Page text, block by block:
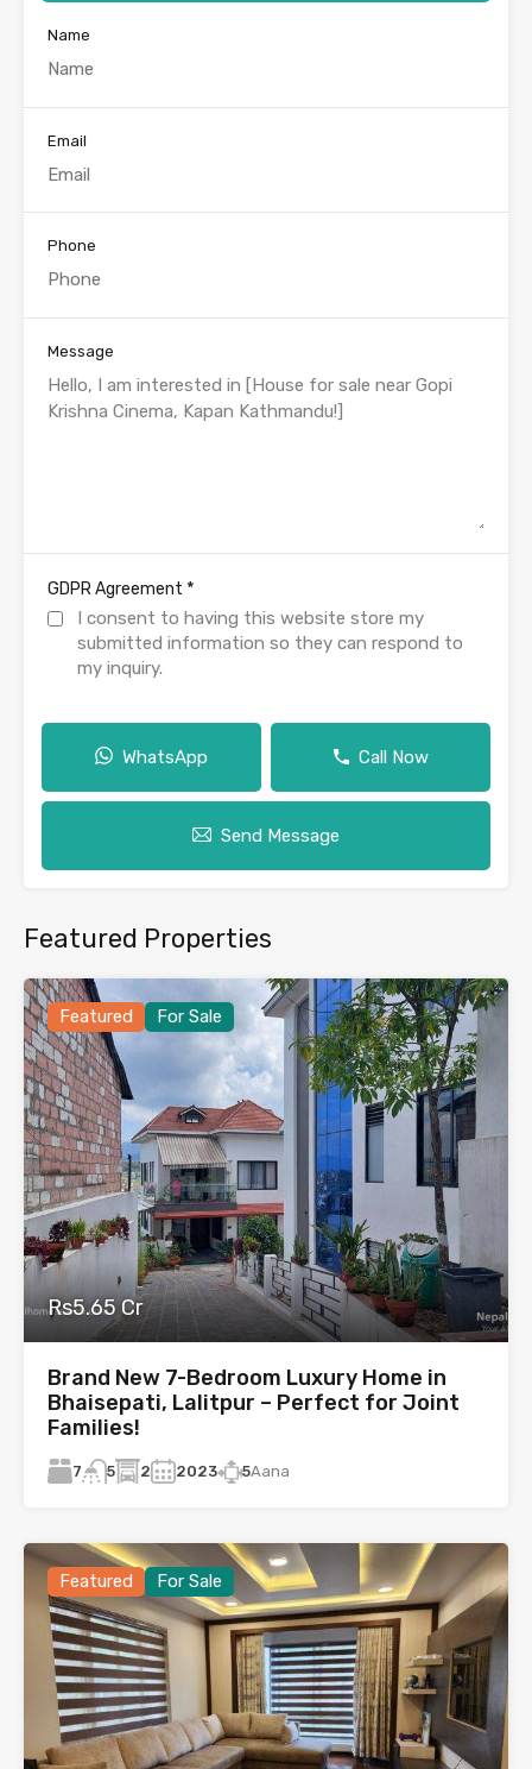
Name
Email
Phone
Message
GDPR Agreement *
I consent to having this website store my
submitted information so they can respond to
my inquiry.
WhatsApp Call Now
Send Message
Featured Properties
Featured For Sale
Rs5.65 Cr
Brand New 7-Bedroom Luxury Home in
Bhaisepati, Lalitpur – Perfect for Joint
Families!
7 5 2 2023 5Aana
Featured For Sale